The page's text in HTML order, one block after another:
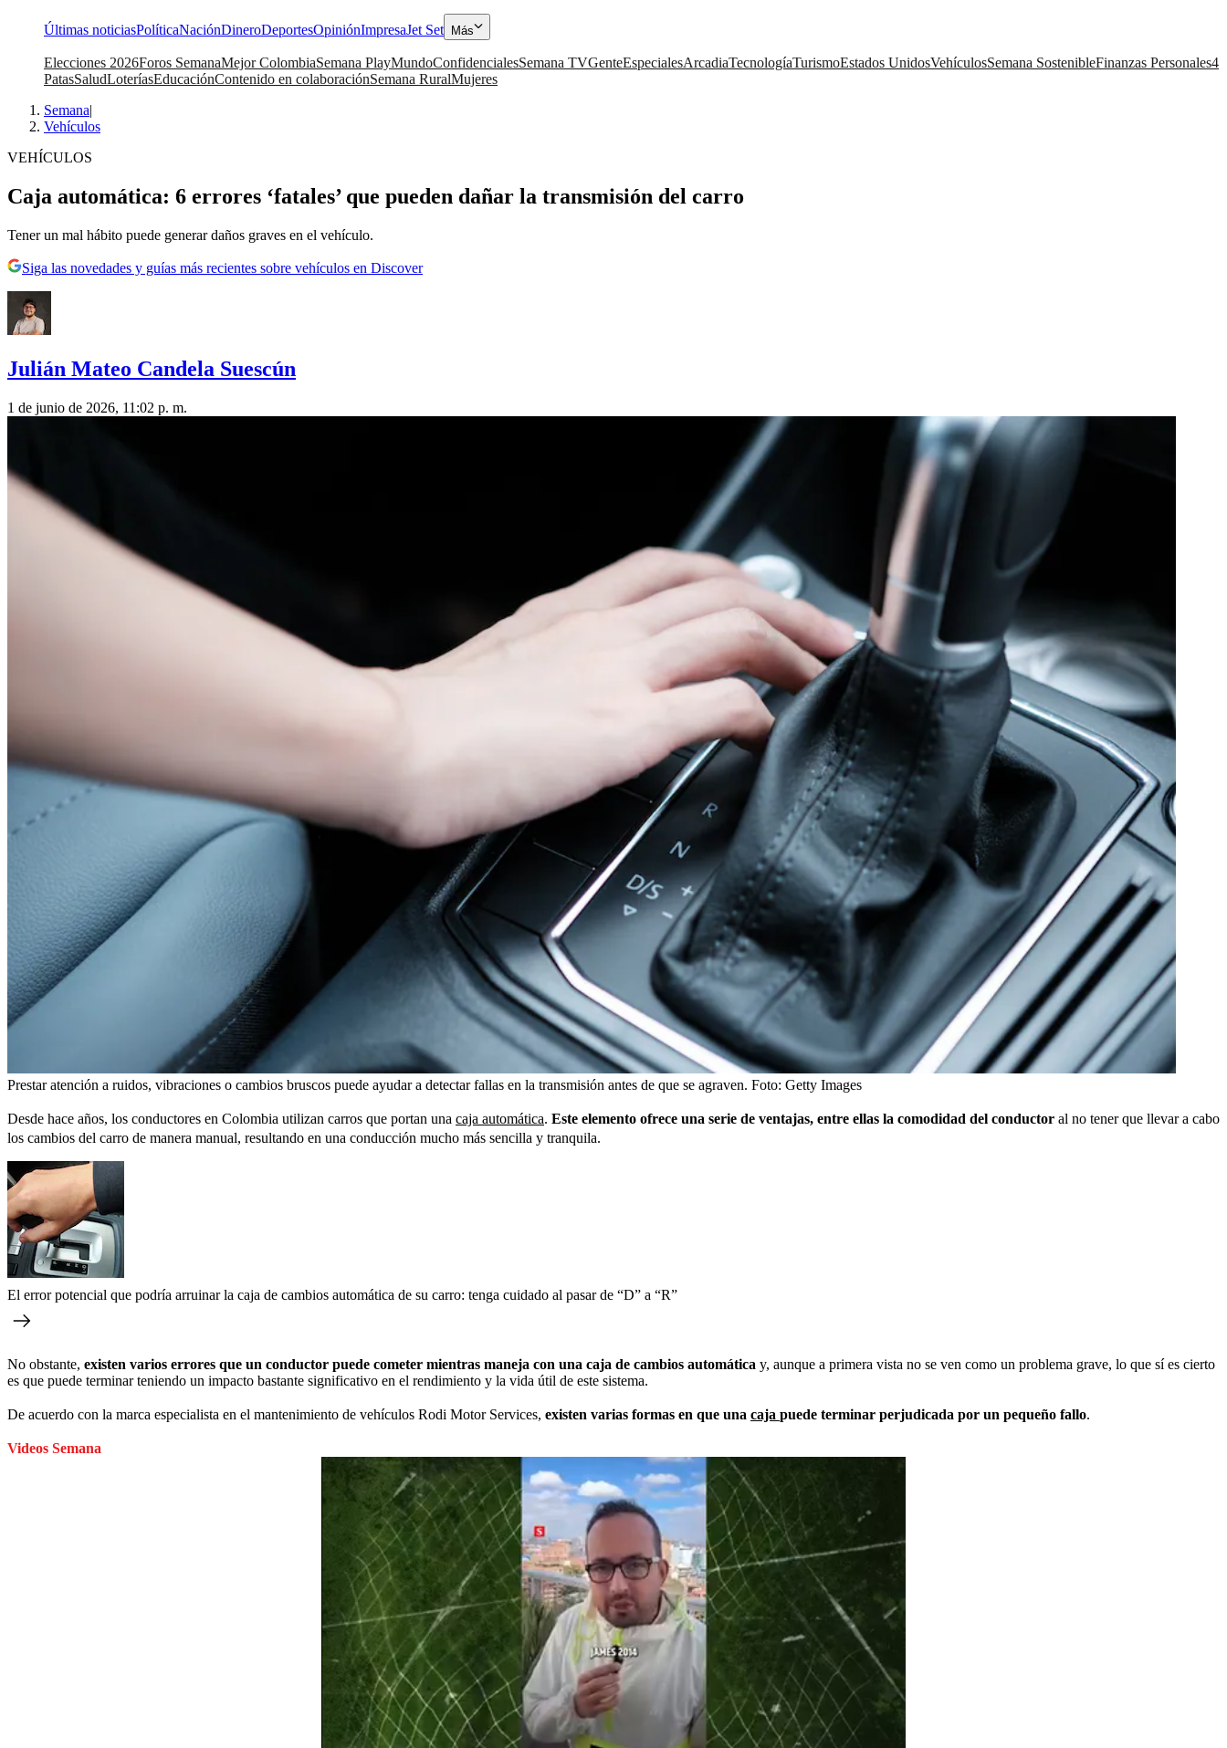
Últimas noticiasPolíticaNaciónDineroDeportesOpiniónImpresaJet Set Más
Elecciones 2026Foros SemanaMejor ColombiaSemana PlayMundoConfidencialesSemana TVGenteEspecialesArcadiaTecnologíaTurismoEstados UnidosVehículosSemana SostenibleFinanzas Personales4
PatasSaludLoteríasEducaciónContenido en colaboraciónSemana RuralMujeres
Semana|
Vehículos
VEHÍCULOS
Caja automática: 6 errores ‘fatales’ que pueden dañar la transmisión del carro
Tener un mal hábito puede generar daños graves en el vehículo.
Siga las novedades y guías más recientes sobre vehículos en Discover
Julián Mateo Candela Suescún
1 de junio de 2026, 11:02 p. m.
Prestar atención a ruidos, vibraciones o cambios bruscos puede ayudar a detectar fallas en la transmisión antes de que se agraven. Foto: Getty Images
Desde hace años, los conductores en Colombia utilizan carros que portan una caja automática. Este elemento ofrece una serie de ventajas, entre ellas la comodidad del conductor al no tener que llevar a cabo
los cambios del carro de manera manual, resultando en una conducción mucho más sencilla y tranquila.
El error potencial que podría arruinar la caja de cambios automática de su carro: tenga cuidado al pasar de “D” a “R”
No obstante, existen varios errores que un conductor puede cometer mientras maneja con una caja de cambios automática y, aunque a primera vista no se ven como un problema grave, lo que sí es cierto
es que puede terminar teniendo un impacto bastante significativo en el rendimiento y la vida útil de este sistema.
De acuerdo con la marca especialista en el mantenimiento de vehículos Rodi Motor Services, existen varias formas en que una caja puede terminar perjudicada por un pequeño fallo.
Videos Semana